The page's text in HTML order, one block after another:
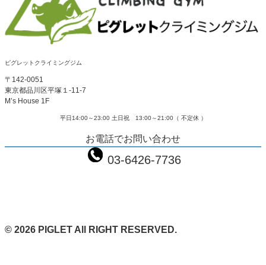
ピグレットクライミングジム
〒142-0051
東京都品川区平塚１-11-7
M’s House 1F
平日14:00～23:00 土日祝 13:00～21:00（ 不定休 ）
お電話でお問い合わせ
03-6426-7736
© 2026 PIGLET All RIGHT RESERVED.